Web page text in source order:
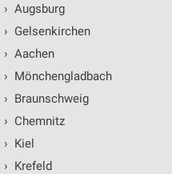
› Augsburg
› Gelsenkirchen
› Aachen
› Mönchengladbach
› Braunschweig
› Chemnitz
› Kiel
› Krefeld